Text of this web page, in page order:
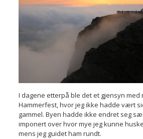
I dagene etterpå ble det et gjensyn med
Hammerfest, hvor jeg ikke hadde vært
gammel. Byen hadde ikke endret seg
imponert over hvor mye jeg kunne
mens jeg guidet ham rundt.